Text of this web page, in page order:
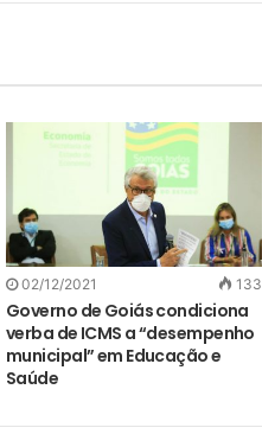
02/12/2021 133
Governo de Goiás condiciona
verba de ICMS a “desempenho
municipal” em Educação e
Saúde